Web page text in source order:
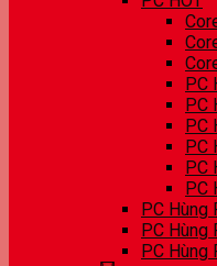
PC
PC
PC
PC
PC
PC
PC Hùng
PC Hùng
PC Hùng